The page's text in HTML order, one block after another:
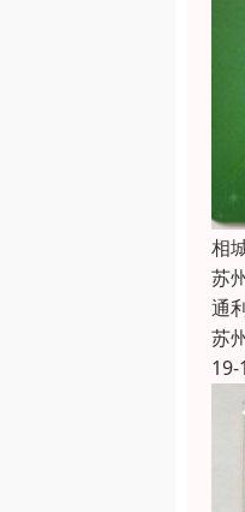
相
苏
通
苏
19-